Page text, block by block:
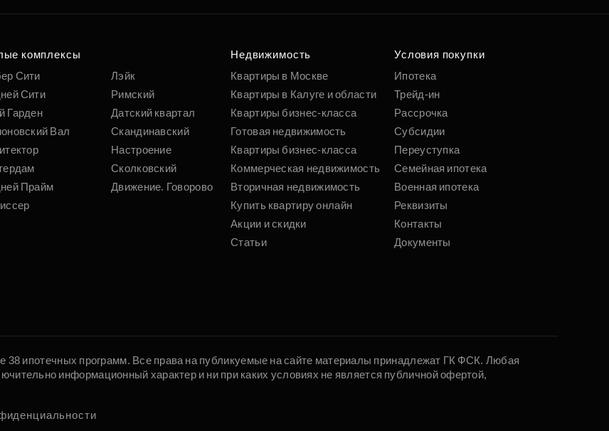
по удобным
вам параметрам
Подобрать
комплексы
Сити
Сити
Гарден
Вал
Прайм
Лэйк
Римский
Датский квартал
Скандинавский
Настроение
Сколковский
Движение. Говорово
Недвижимость
Квартиры в Москве
Квартиры в Калуге и области
Квартиры бизнес-класса
Готовая недвижимость
Квартиры бизнес-класса
Коммерческая недвижимость
Вторичная недвижимость
Купить квартиру онлайн
Акции и скидки
Статьи
Условия покупки
Ипотека
Трейд-ин
Рассрочка
Субсидии
Переуступка
Семейная ипотека
Военная ипотека
Реквизиты
Контакты
Документы
38 ипотечных программ. Все права на публикуемые на сайте материалы принадлежат ГК ФСК. Любая
информационный характер и ни при каких условиях не является публичной офертой,